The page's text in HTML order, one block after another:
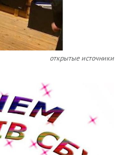
открытые источники